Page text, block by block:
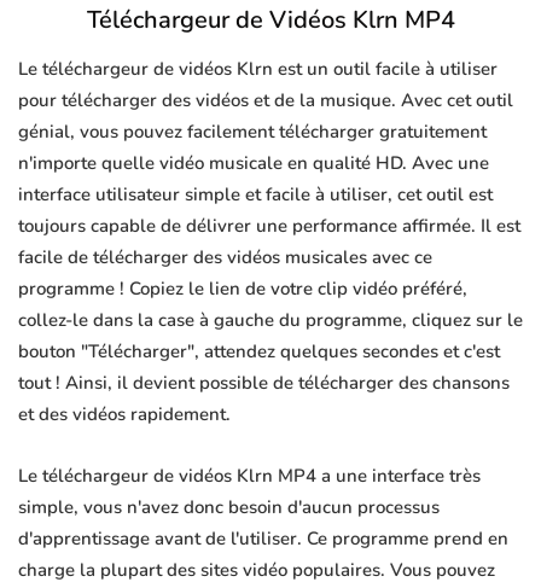
Téléchargeur de Vidéos Klrn MP4
Le téléchargeur de vidéos Klrn est un outil facile à utiliser
pour télécharger des vidéos et de la musique. Avec cet outil
génial, vous pouvez facilement télécharger gratuitement
n'importe quelle vidéo musicale en qualité HD. Avec une
interface utilisateur simple et facile à utiliser, cet outil est
toujours capable de délivrer une performance affirmée. Il est
facile de télécharger des vidéos musicales avec ce
programme ! Copiez le lien de votre clip vidéo préféré,
collez-le dans la case à gauche du programme, cliquez sur le
bouton "Télécharger", attendez quelques secondes et c'est
tout ! Ainsi, il devient possible de télécharger des chansons
et des vidéos rapidement.
Le téléchargeur de vidéos Klrn MP4 a une interface très
simple, vous n'avez donc besoin d'aucun processus
d'apprentissage avant de l'utiliser. Ce programme prend en
charge la plupart des sites vidéo populaires. Vous pouvez